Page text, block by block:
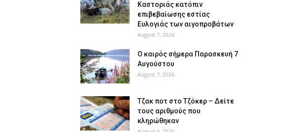
Καστοριάς κατόπιν
επιβεβαίωσης εστίας
Ευλογιάς των αιγοπροβάτων
August 7, 2026
Ο καιρός σήμερα Παρασκευή 7
Αυγούστου
August 7, 2026
Tζακ ποτ στο Τζόκερ – Δείτε
τους αριθμούς που
κληρώθηκαν